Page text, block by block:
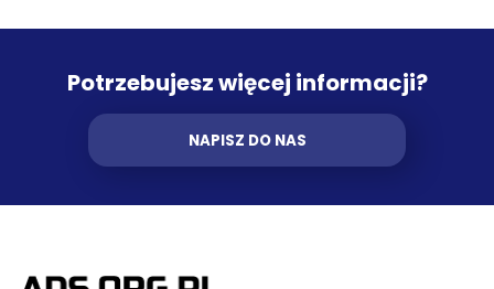
Potrzebujesz więcej informacji?
NAPISZ DO NAS